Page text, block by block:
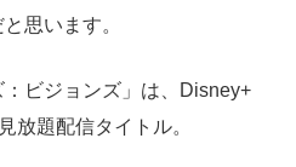
思います。
ビジョンズ」は、Disney+
放題配信タイトル。